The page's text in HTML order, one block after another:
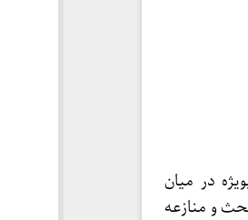
در میان
و منازعه